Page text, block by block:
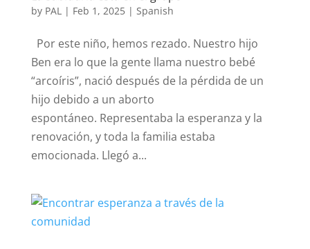
by PAL| Feb 1, 2025| Spanish
Por este niño, hemos rezado. Nuestro hijo
Ben era lo que la gente llama nuestro bebé
“arcoíris”, nació después de la pérdida de un
hijo debido a un aborto
espontáneo. Representaba la esperanza y la
renovación, y toda la familia estaba
emocionada. Llegó a...